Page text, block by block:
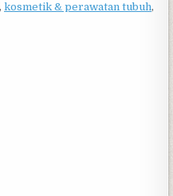
kosmetik & perawatan tubuh,